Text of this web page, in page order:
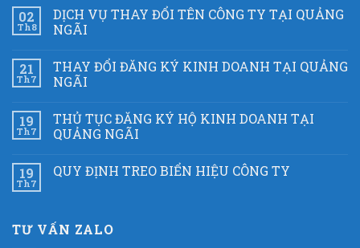
02
Th8
DỊCH VỤ THAY ĐỔI TÊN CÔNG TY TẠI QUẢNG
NGÃI
21
Th7
THAY ĐỔI ĐĂNG KÝ KINH DOANH TẠI QUẢNG
NGÃI
19
Th7
THỦ TỤC ĐĂNG KÝ HỘ KINH DOANH TẠI
QUẢNG NGÃI
19
Th7
QUY ĐỊNH TREO BIỂN HIỆU CÔNG TY
TƯ VẤN ZALO